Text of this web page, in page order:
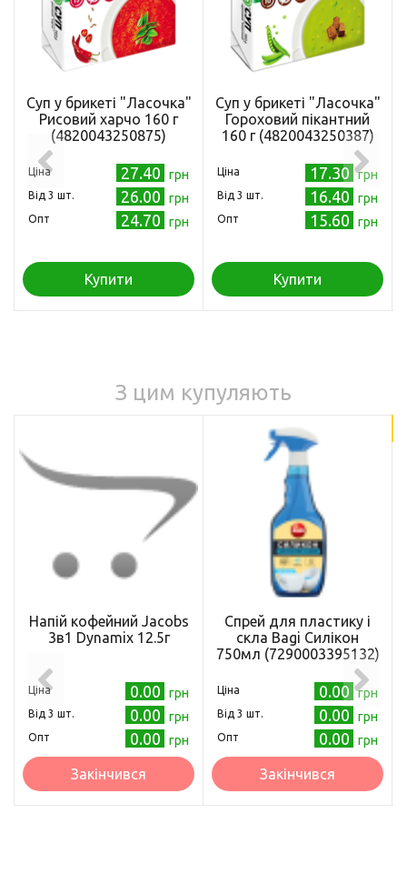
Суп у брикеті "Ласочка"
Рисовий харчо 160 г
(4820043250875)
Ціна 27.40 грн
Від 3 шт. 26.00 грн
Опт 24.70 грн
Купити
Суп у брикеті "Ласочка"
Гороховий пікантний
160 г (4820043250387)
Ціна 17.30 грн
Від 3 шт. 16.40 грн
Опт 15.60 грн
Купити
З цим купуляють
Напій кофейний Jacobs
3в1 Dynamix 12.5г
Ціна 0.00 грн
Від 3 шт. 0.00 грн
Опт 0.00 грн
Закінчився
Спрей для пластику і
скла Bagi Силікон
750мл (7290003395132)
Ціна 0.00 грн
Від 3 шт. 0.00 грн
Опт 0.00 грн
Закінчився